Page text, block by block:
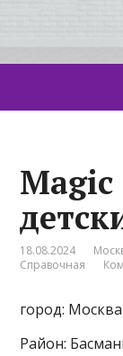
18.08.2024
Справочная
город: Москва
Район: